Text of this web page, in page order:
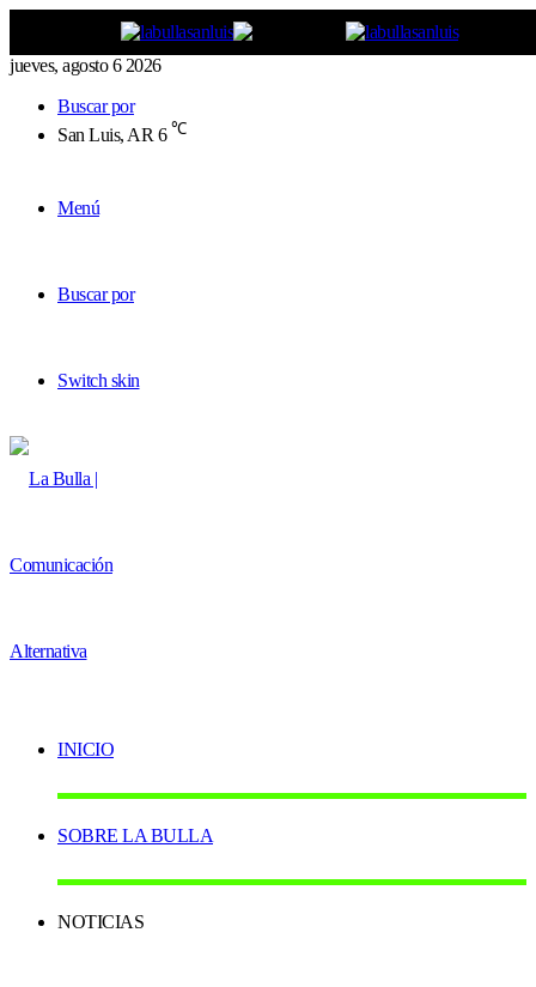
jueves, agosto 6 2026
Buscar por
San Luis, AR 6 ℃
Menú
Buscar por
Switch skin
INICIO
SOBRE LA BULLA
NOTICIAS